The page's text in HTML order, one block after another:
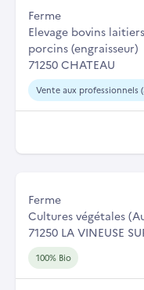
Ferme
Elevage bovins
porcins (engraisseur)
71250 CHATEAU
Vente aux professionnels
Ferme
Cultures végétales
71250 LA VINEUSE
100% Bio